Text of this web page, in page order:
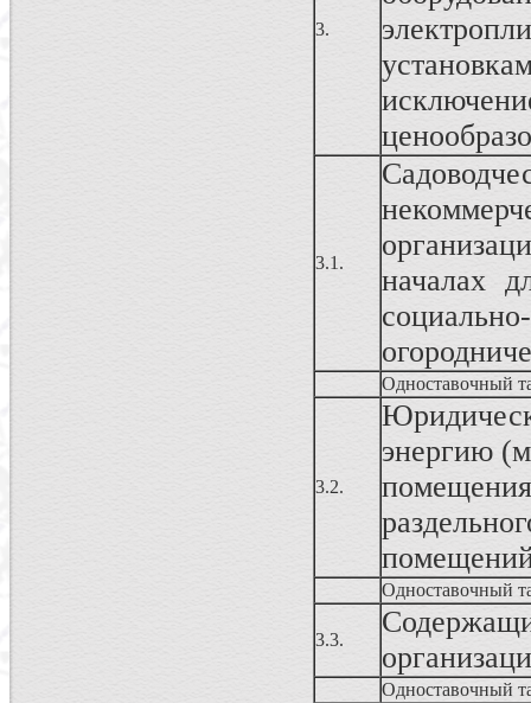
3.
3.1.
началах
Одноставочный
3.2.
энергию
Одноставочный
3.3.
Одноставочный